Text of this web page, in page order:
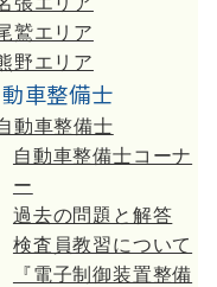
鷲エリア
野エリア
車整備士
動車整備士
自動車整備士コーナ
ー
過去の問題と解答
検査員教習について
『電子制御装置整備